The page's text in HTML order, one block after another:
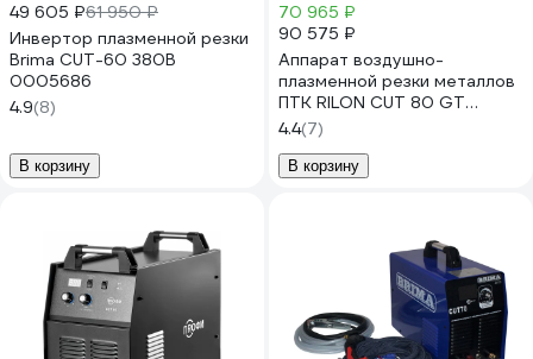
49 605 ₽61 950 ₽
Инвертор плазменной резки
Brima CUT-60 380В
0005686
4.9(8)
В корзину
70 965 ₽
90 575 ₽
Аппарат воздушно-
плазменной резки металлов
ПТК RILON CUT 80 GT
00000029762
4.4(7)
В корзину